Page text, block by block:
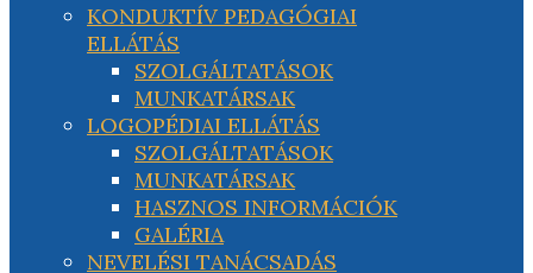
KONDUKTÍV PEDAGÓGIAI
ELLÁTÁS
SZOLGÁLTATÁSOK
MUNKATÁRSAK
LOGOPÉDIAI ELLÁTÁS
SZOLGÁLTATÁSOK
MUNKATÁRSAK
HASZNOS INFORMÁCIÓK
GALÉRIA
NEVELÉSI TANÁCSADÁS